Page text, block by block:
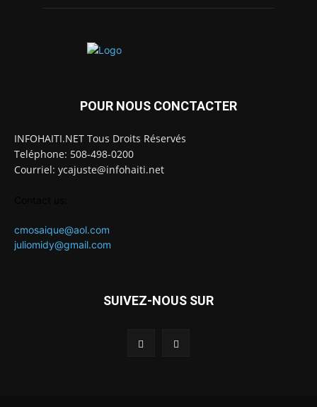
POUR NOUS CONCTACTER
INFOHAITI.NET Tous Droits Réservés
Teléphone: 508-498-0200
Courriel: ycajuste@infohaiti.net
cmosaique@aol.com
juliomidy@gmail.com
SUIVEZ-NOUS SUR